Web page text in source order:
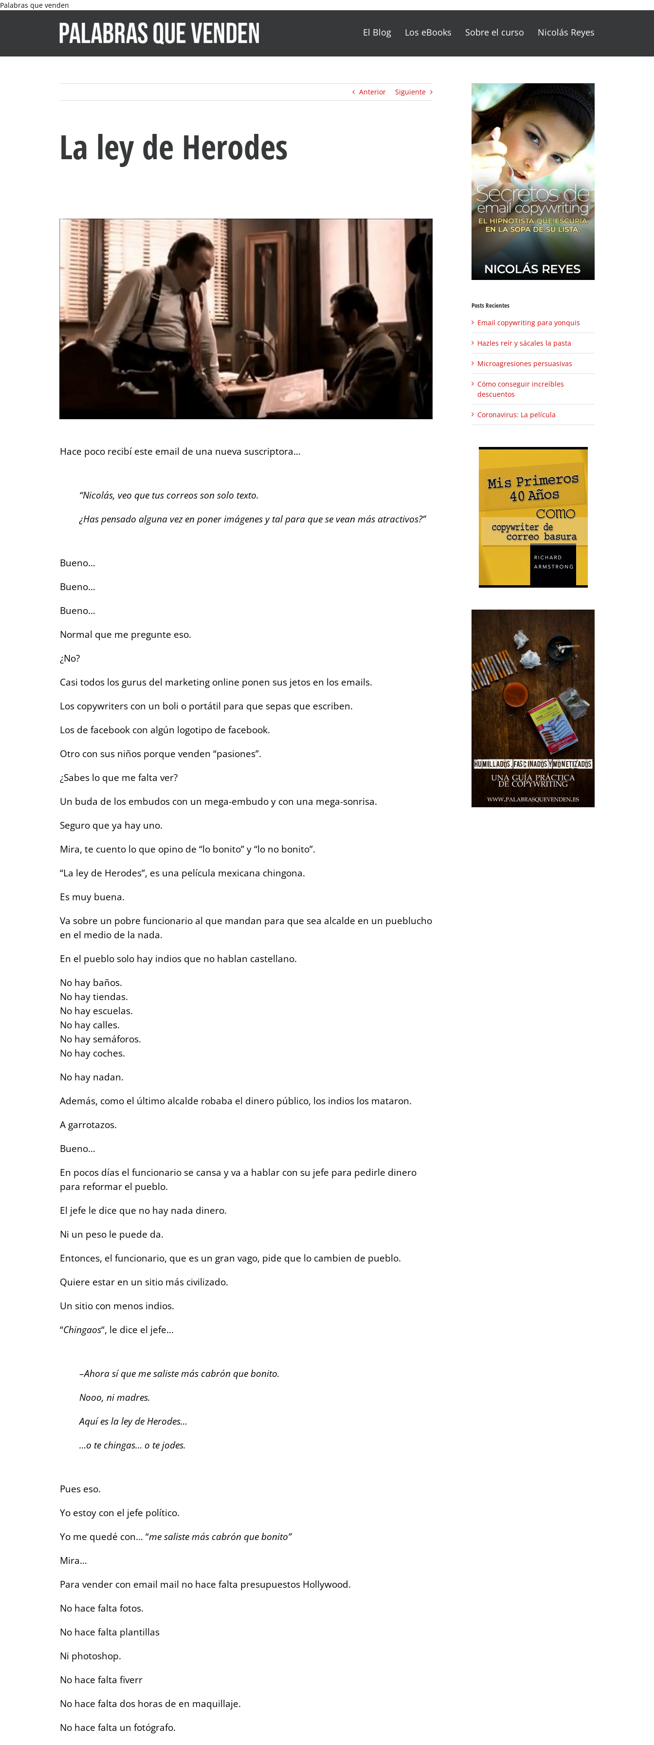
Palabras que venden
content
El Blog Los eBooks Sobre el curso Nicolás Reyes
Anterior Siguiente
La ley de Herodes
View
Larger
Image
Hace poco recibí este email de una nueva suscriptora…
“Nicolás, veo que tus correos son solo texto.
¿Has pensado alguna vez en poner imágenes y tal para que se vean más atractivos?”
Bueno…
Bueno…
Bueno…
Normal que me pregunte eso.
¿No?
Casi todos los gurus del marketing online ponen sus jetos en los emails.
Los copywriters con un boli o portátil para que sepas que escriben.
Los de facebook con algún logotipo de facebook.
Otro con sus niños porque venden “pasiones”.
¿Sabes lo que me falta ver?
Un buda de los embudos con un mega-embudo y con una mega-sonrisa.
Seguro que ya hay uno.
Mira, te cuento lo que opino de “lo bonito” y “lo no bonito”.
“La ley de Herodes”, es una película mexicana chingona.
Es muy buena.
Va sobre un pobre funcionario al que mandan para que sea alcalde en un pueblucho
en el medio de la nada.
En el pueblo solo hay indios que no hablan castellano.
No hay baños.
No hay tiendas.
No hay escuelas.
No hay calles.
No hay semáforos.
No hay coches.
No hay nadan.
Además, como el último alcalde robaba el dinero público, los indios los mataron.
A garrotazos.
Bueno…
En pocos días el funcionario se cansa y va a hablar con su jefe para pedirle dinero
para reformar el pueblo.
El jefe le dice que no hay nada dinero.
Ni un peso le puede da.
Entonces, el funcionario, que es un gran vago, pide que lo cambien de pueblo.
Quiere estar en un sitio más civilizado.
Un sitio con menos indios.
“Chingaos“, le dice el jefe…
–Ahora sí que me saliste más cabrón que bonito.
Nooo, ni madres.
Aquí es la ley de Herodes…
…o te chingas… o te jodes.
Pues eso.
Yo estoy con el jefe político.
Yo me quedé con… “me saliste más cabrón que bonito”
Mira…
Para vender con email mail no hace falta presupuestos Hollywood.
No hace falta fotos.
No hace falta plantillas
Ni photoshop.
No hace falta fiverr
No hace falta dos horas de en maquillaje.
No hace falta un fotógrafo.
Posts Recientes
Email copywriting para yonquis
Hazles reír y sácales la pasta
Microagresiones persuasivas
Cómo conseguir increíbles
descuentos
Coronavirus: La película